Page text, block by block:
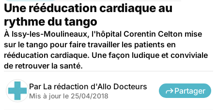
Une rééducation cardiaque au
rythme du tango
À Issy-les-Moulineaux, l'hôpital Corentin Celton mise
sur le tango pour faire travailler les patients en
rééducation cardiaque. Une façon ludique et conviviale
de retrouver la santé.
Par La rédaction d'Allo Docteurs
Mis à jour le 25/04/2018
Partager